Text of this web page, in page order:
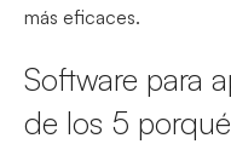
más eficaces.
Software para
de los 5